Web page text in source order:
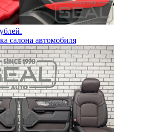
салона автомобиля